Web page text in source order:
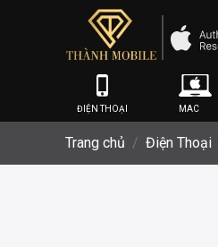
ĐIỆN THOẠI MAC
Trang chủ Điện Thoại